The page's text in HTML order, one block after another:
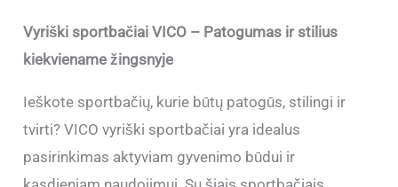
Vyriški sportbačiai VICO – Patogumas ir stilius
kiekviename žingsnyje
Ieškote sportbačių, kurie būtų patogūs, stilingi ir
tvirti? VICO vyriški sportbačiai yra idealus
pasirinkimas aktyviam gyvenimo būdui ir